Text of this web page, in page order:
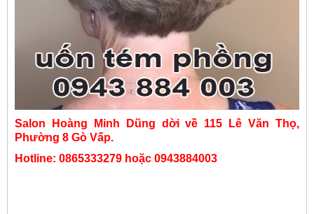
Salon Hoàng Minh Dũng dời về 115 Lê Văn Thọ,
Phường 8 Gò Vấp.
Hotline: 0865333279 hoặc 0943884003